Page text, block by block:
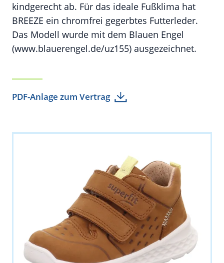
kindgerecht ab. Für das ideale Fußklima hat
BREEZE ein chromfrei gegerbtes Futterleder.
Das Modell wurde mit dem Blauen Engel
(www.blauerengel.de/uz155) ausgezeichnet.
PDF-Anlage zum Vertrag